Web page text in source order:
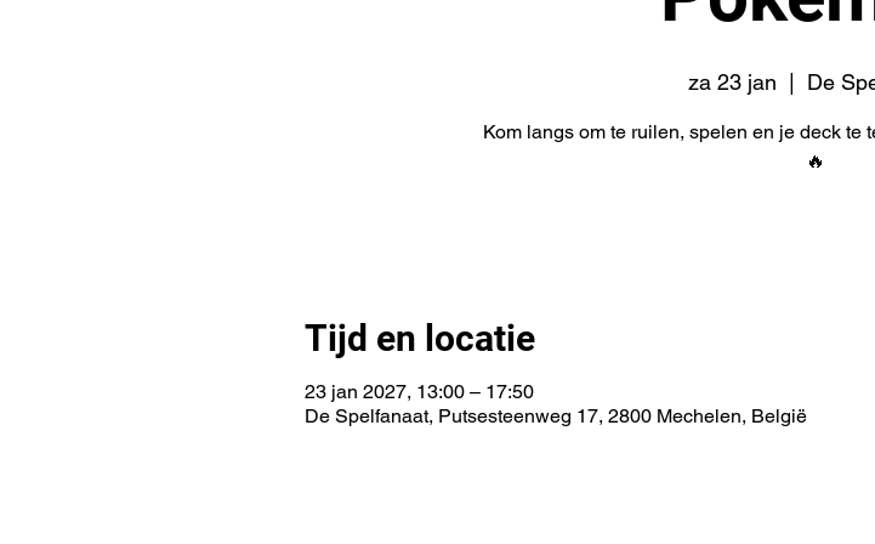
za 23 jan
  |
De
Kom langs om te ruilen, spelen en je deck te
🔥
Tijd en locatie
23 jan 2027, 13:00 – 17:50
De Spelfanaat, Putsesteenweg 17, 2800 Mechelen, België